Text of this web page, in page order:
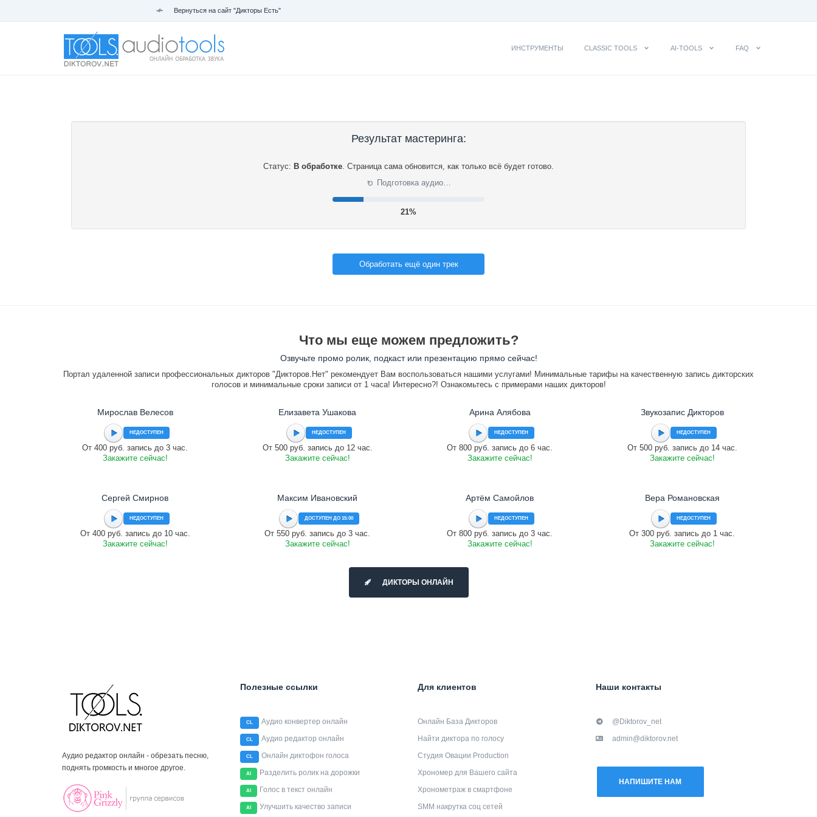
Вернуться на сайт "Дикторы Есть"
ИНСТРУМЕНТЫ CLASSIC TOOLS AI-TOOLS FAQ
Результат мастеринга:
Статус: В обработке. Страница сама обновится, как только всё будет готово.
⟳ Подготовка аудио…
22%
Обработать ещё один трек
Что мы еще можем предложить?
Озвучьте промо ролик, подкаст или презентацию прямо сейчас!
Портал удаленной записи профессиональных дикторов "Дикторов.Нет" рекомендует Вам воспользоваться нашими услугами! Минимальные тарифы на качественную запись дикторских
голосов и минимальные сроки записи от 1 часа! Интересно?! Ознакомьтесь с примерами наших дикторов!
Мирослав Велесов
НЕДОСТУПЕН
От 400 руб. запись до 3 час.
Закажите сейчас!
Елизавета Ушакова
НЕДОСТУПЕН
От 500 руб. запись до 12 час.
Закажите сейчас!
Арина Алябова
НЕДОСТУПЕН
От 800 руб. запись до 6 час.
Закажите сейчас!
Звукозапис Дикторов
НЕДОСТУПЕН
От 500 руб. запись до 14 час.
Закажите сейчас!
Сергей Смирнов
НЕДОСТУПЕН
От 400 руб. запись до 10 час.
Закажите сейчас!
Максим Ивановский
ДОСТУПЕН ДО 15:00
От 550 руб. запись до 3 час.
Закажите сейчас!
Артём Самойлов
НЕДОСТУПЕН
От 800 руб. запись до 3 час.
Закажите сейчас!
Вера Романовская
НЕДОСТУПЕН
От 300 руб. запись до 1 час.
Закажите сейчас!
ДИКТОРЫ ОНЛАЙН
Аудио редактор онлайн - обрезать песню,
поднять громкость и многое другое.
Полезные ссылки
CL Аудио конвертер онлайн
CL Аудио редактор онлайн
CL Онлайн диктофон голоса
AI Разделить ролик на дорожки
AI Голос в текст онлайн
AI Улучшить качество записи
Для клиентов
Онлайн База Дикторов
Найти диктора по голосу
Студия Овации Production
Хрономер для Вашего сайта
Хронометраж в смартфоне
SMM накрутка соц сетей
Наши контакты
@Diktorov_net
admin@diktorov.net
НАПИШИТЕ НАМ